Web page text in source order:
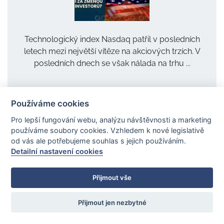
Technologický index Nasdaq patřil v posledních
letech mezi největší vítěze na akciových trzích. V
posledních dnech se však nálada na trhu ...
Zprávy z trhů
Live streamy TradeCZ - živá setkání o tradingu
3. 8. v 19:00: KDE JE DNES NEJVĚTŠÍ
PŘÍLEŽITOST?
Používáme cookies
Pro lepší fungování webu, analýzu návštěvnosti a marketing
používáme soubory cookies. Vzhledem k nové legislativě
od vás ale potřebujeme souhlas s jejich používáním.
Detailní nastavení cookies
Přijmout vše
Přijmout jen nezbytné